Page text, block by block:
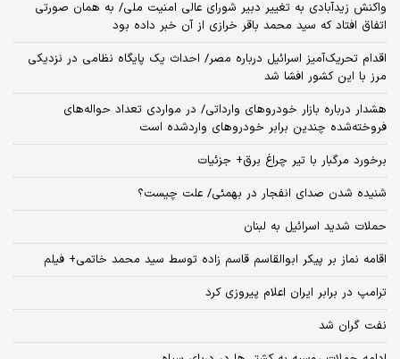
واکنش زیدآبادی به تغییر دبیر شورای عالی امنیت ملی/ به همان صورتی
اتفاق افتاد که سید محمد باقر خرازی از آن خبر داده بود
اقدام تحریک‌آمیز اسرائیل درباره مصر/ احداث یک پایگاه نظامی در نزدیکی
مرز با این کشور افشا شد
هشدار درباره بازار خودروهای وارداتی/ در مواردی تعداد حواله‌های
فروخته‌شده چندین برابر خودروهای واردشده است
برخورد مرگبار با تیر چراغ برق+ جزئیات
شنیده شدن صدای انفجار در بهمئی/ علت چیست؟
حملات شدید اسرائیل به لبنان
اقامه نماز بر پیکر ابوالقاسم قاسم زاده توسط سید محمد خاتمی+ فیلم
ترامپ در برابر ایران اعلام پیروزی کرد
نفت گران شد